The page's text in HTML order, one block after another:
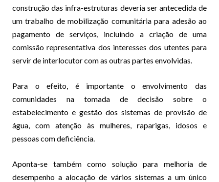
construção das infra-estruturas deveria ser antecedida de
um trabalho de mobilização comunitária para adesão ao
pagamento de serviços, incluindo a criação de uma
comissão representativa dos interesses dos utentes para
servir de interlocutor com as outras partes envolvidas.
Para o efeito, é importante o envolvimento das
comunidades na tomada de decisão sobre o
estabelecimento e gestão dos sistemas de provisão de
água, com atenção às mulheres, raparigas, idosos e
pessoas com deficiência.
Aponta-se também como solução para melhoria de
desempenho a alocação de vários sistemas a um único